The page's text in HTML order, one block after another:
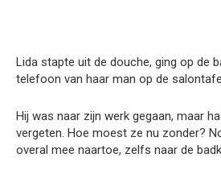
Lida stapte uit de douche, ging op de
telefoon van haar man op de
Hij was naar zijn werk gegaan, maar
vergeten. Hoe moest ze nu zonder?
overal mee naartoe, zelfs naar de